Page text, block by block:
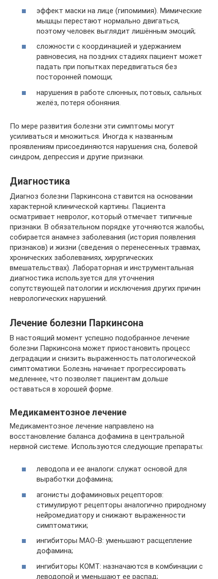
эффект маски на лице (гипомимия). Мимические
мышцы перестают нормально двигаться,
поэтому человек выглядит лишённым эмоций;
сложности с координацией и удержанием
равновесия, на поздних стадиях пациент может
падать при попытках передвигаться без
посторонней помощи;
нарушения в работе слюнных, потовых, сальных
желёз, потеря обоняния.
По мере развития болезни эти симптомы могут
усиливаться и множиться. Иногда к названным
проявлениям присоединяются нарушения сна, болевой
синдром, депрессия и другие признаки.
Диагностика
Диагноз болезни Паркинсона ставится на основании
характерной клинической картины. Пациента
осматривает невролог, который отмечает типичные
признаки. В обязательном порядке уточняются жалобы,
собирается анамнез заболевания (история появления
признаков) и жизни (сведения о перенесенных травмах,
хронических заболеваниях, хирургических
вмешательствах). Лабораторная и инструментальная
диагностика используется для уточнения
сопутствующей патологии и исключения других причин
неврологических нарушений.
Лечение болезни Паркинсона
В настоящий момент успешно подобранное лечение
болезни Паркинсона может приостановить процесс
деградации и снизить выраженность патологической
симптоматики. Болезнь начинает прогрессировать
медленнее, что позволяет пациентам дольше
оставаться в хорошей форме.
Медикаментозное лечение
Медикаментозное лечение направлено на
восстановление баланса дофамина в центральной
нервной системе. Используются следующие препараты:
леводопа и ее аналоги: служат основой для
выработки дофамина;
агонисты дофаминовых рецепторов:
стимулируют рецепторы аналогично природному
нейромедиатору и снижают выраженности
симптоматики;
ингибиторы МАО-В: уменьшают расщепление
дофамина;
ингибиторы КОМТ: назначаются в комбинации с
леводопой и уменьшают ее распад;